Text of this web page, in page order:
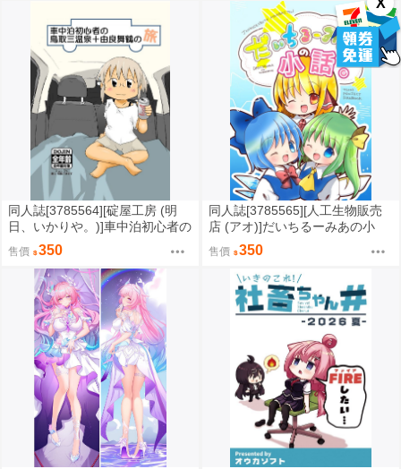
同人誌[3785564][碇屋工房 (明
日、いかりや。)]車中泊初心者の
鳥取三温泉+由良舞鶴の旅 (其他)
售價 350
同人誌[3785565][人工生物販売
店 (アオ)]だいちるーみあの小
話。 (東方Project )
售價 350